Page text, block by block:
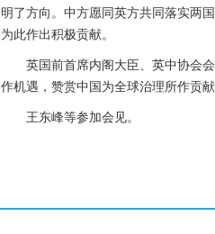
明了方向。中方愿同英方共同落实两
为此作出积极贡献。
英国前首席内阁大臣、英中协会
作机遇，赞赏中国为全球治理所作贡
王东峰等参加会见。